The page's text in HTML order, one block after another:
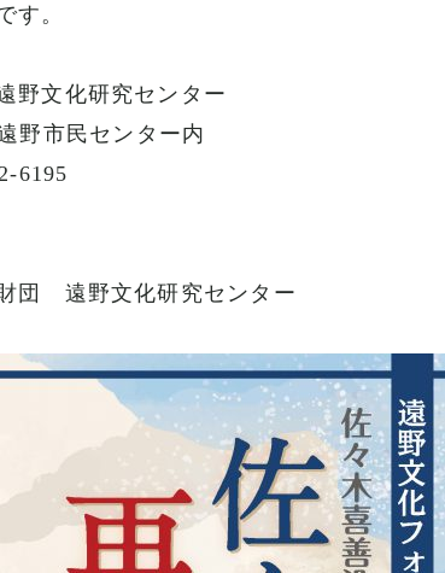
す。
野文化研究センター
野市民センター内
6195
団 遠野文化研究センター